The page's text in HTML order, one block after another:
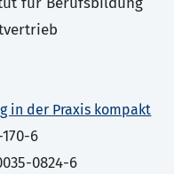
in der Praxis kompakt
6
0824-6